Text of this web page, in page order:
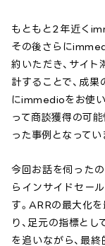
もともと2年近く
その後さらに
約いただき、サイ
計することで、成
にimmedioをお使い
って商談獲得の可
った事例となってい
今回お話を伺った
らインサイドセー
す。ARRの最大化
り、足元の指標とし
を追いながら、最